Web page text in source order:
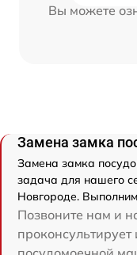
Вы можете
Замена замка
Замена замка
задача для нашего
Новгороде.
Позвоните нам и
проконсультирует